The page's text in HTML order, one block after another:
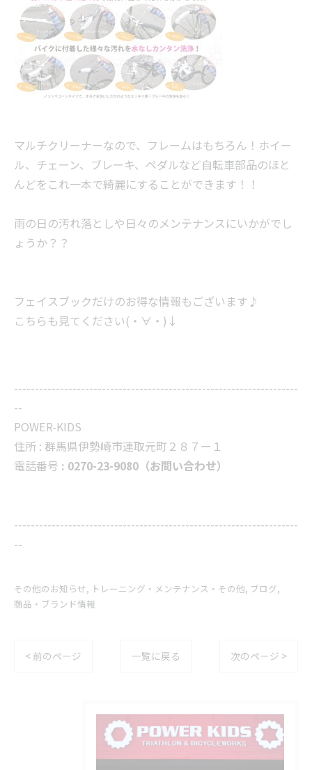
マルチクリーナーなので、フレームはもちろん！ホイー
ル、チェーン、ブレーキ、ペダルなど自転車部品のほと
んどをこれ一本で綺麗にすることができます！！
雨の日の汚れ落としや日々のメンテナンスにいかがでし
ょうか？？
フェイスブックだけのお得な情報もございます♪
こちらも見てください(・∀・)↓
--------------------------------------------------------------------
--
POWER-KIDS
住所 : 群馬県伊勢崎市連取元町２８７ー１
電話番号 : 0270-23-9080（お問い合わせ）
--------------------------------------------------------------------
--
その他のお知らせ トレーニング・メンテナンス・その他 ブログ
商品・ブランド情報
< 前のページ 一覧に戻る 次のページ >